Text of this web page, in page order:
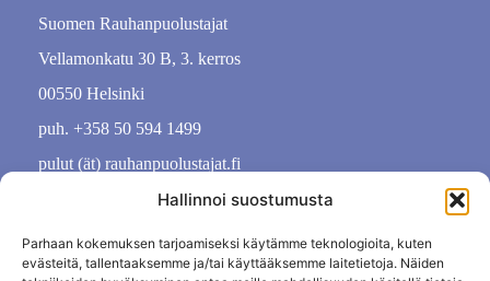
Hallinnoi suostumusta
Parhaan kokemuksen tarjoamiseksi käytämme teknologioita, kuten
evästeitä, tallentaaksemme ja/tai käyttääksemme laitetietoja. Näiden
Suomen Rauhanpuolustajat
Vellamonkatu 30 B, 3. kerros
00550 Helsinki
puh. +358 50 594 1499
pulut (ät) rauhanpuolustajat.fi